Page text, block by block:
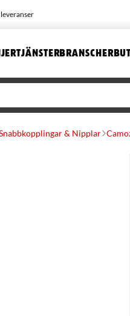
TJÄNSTERBRANSCHER
& Nipplar